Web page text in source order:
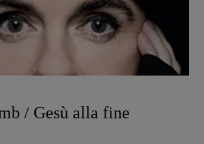
/ Gesù alla fine